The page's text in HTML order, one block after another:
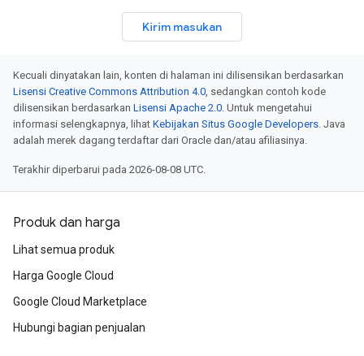
Kirim masukan
Kecuali dinyatakan lain, konten di halaman ini dilisensikan berdasarkan
Lisensi Creative Commons Attribution 4.0, sedangkan contoh kode
dilisensikan berdasarkan Lisensi Apache 2.0. Untuk mengetahui
informasi selengkapnya, lihat Kebijakan Situs Google Developers. Java
adalah merek dagang terdaftar dari Oracle dan/atau afiliasinya.
Terakhir diperbarui pada 2026-08-08 UTC.
Produk dan harga
Lihat semua produk
Harga Google Cloud
Google Cloud Marketplace
Hubungi bagian penjualan